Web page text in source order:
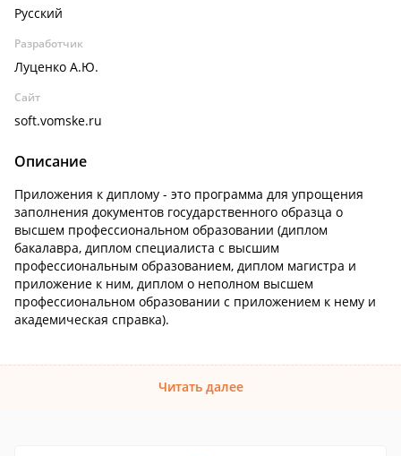
Русский
Разработчик
Луценко А.Ю.
Сайт
soft.vomske.ru
Описание
Приложения к диплому - это программа для упрощения
заполнения документов государственного образца о
высшем профессиональном образовании (диплом
бакалавра, диплом специалиста с высшим
профессиональным образованием, диплом магистра и
приложение к ним, диплом о неполном высшем
профессиональном образовании с приложением к нему и
академическая справка).
Читать далее